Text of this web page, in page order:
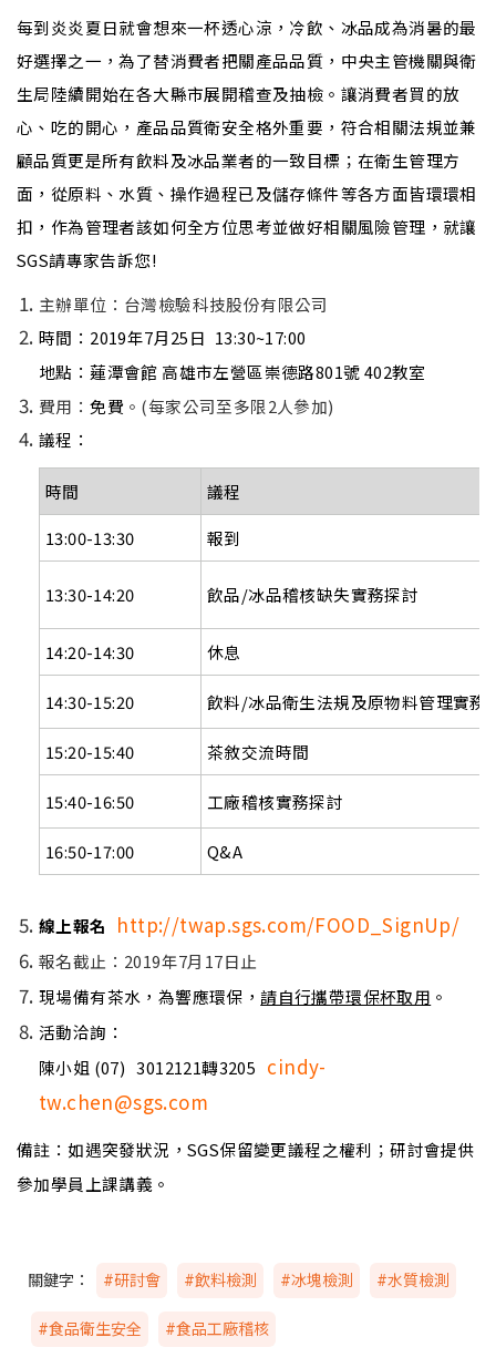
每到炎炎夏日就會想來一杯透心涼，冷飲、冰品成為消暑的最
好選擇之一，為了替消費者把關產品品質，中央主管機關與衛
生局陸續開始在各大縣市展開稽查及抽檢。讓消費者買的放
心、吃的開心，產品品質衛安全格外重要，符合相關法規並兼
顧品質更是所有飲料及冰品業者的一致目標；在衛生管理方
面，從原料、水質、操作過程已及儲存條件等各方面皆環環相
扣，作為管理者該如何全方位思考並做好相關風險管理，就讓
SGS請專家告訴您!
主辦單位：台灣檢驗科技股份有限公司
時間 ： 2019年7月25日 13:30~17:00
地點 ：蓮潭會館 高雄市左營區崇德路801號402教室
費用：免費 。(每家公司至多限2人參加)
議程：
時間
議程
13:00-13:30
報到
13:30-14:20 飲品/冰品稽核缺失實務探討
14:20-14:30 休息
14:30-15:20 飲料/冰品衛生法規及原物料管理實務
15:20-15:40 茶敘交流時間
15:40-16:50 工廠稽核實務探討
16:50-17:00 Q&A
線上報名 http://twap.sgs.com/FOOD_SignUp/
報名截止 ：2019年7月17日止
現場備有茶水，為響應環保， 請自行攜帶環保杯取用 。
活動洽詢 ：
陳小姐 (07) 3012121轉3205 cindy-
tw.chen@sgs.com
備註：如遇突發狀況，SGS保留變更議程之權利；研討會提供
參加學員上課講義。
關鍵字： #研討會 #飲料檢測 #冰塊檢測 #水質檢測
#食品衛生安全 #食品工廠稽核